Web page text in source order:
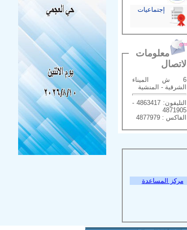
إجتماعيات
معلومات
الاتصال
6 ش الميناء
الشرقية - المنشية
التليفون: 4863417 -
4871905
الفاكس : 4877979
مركز المساعدة